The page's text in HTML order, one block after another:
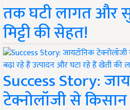
तक घटी लागत और
मिट्टी की सेहत!
Success Story:
टेक्नोलॉजी से